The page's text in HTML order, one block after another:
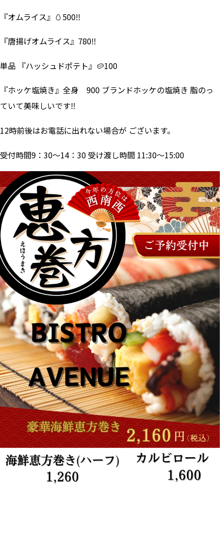
『オムライス』🥚500‼
『唐揚げオムライス』780‼
単品 『ハッシュドポテト』🥔100
『ホッケ塩焼き』全身 900 ブランドホッケの塩焼き 脂のっ
ていて美味しいです‼
12時前後はお電話に出れない場合が ございます。
受付時間9：30～14：30 受け渡し時間 11:30～15:00